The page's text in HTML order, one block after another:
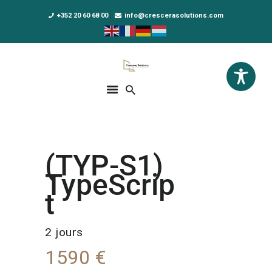
+352 20 60 68 00 info@crescerasolutions.com
Crescera Solutions
Solutions for your evolution
DPO AS A SERVICE
NOUS CONNAÎTRE
ACTUALITÉS
(TYP-S1)
TypeScrip
t
2 jours
1590 €